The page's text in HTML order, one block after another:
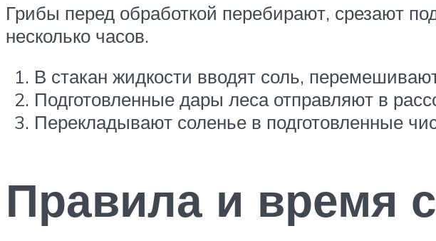
Грибы перед обработкой перебирают, срезают
несколько часов.
В стакан жидкости вводят соль,
Подготовленные дары леса отправляют в
Перекладывают соленье в подготовленные
Правила и время